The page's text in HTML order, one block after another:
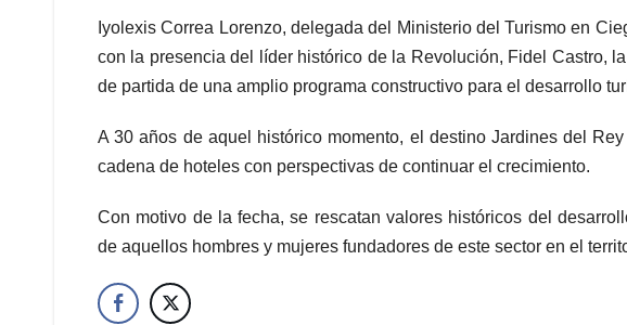
Iyolexis Correa Lorenzo, delegada del Ministerio del Turismo en
con la presencia del líder histórico de la Revolución, Fidel Castro,
de partida de una amplio programa constructivo para el desarrollo
A 30 años de aquel histórico momento, el destino Jardines del
cadena de hoteles con perspectivas de continuar el crecimiento.
Con motivo de la fecha, se rescatan valores históricos del
de aquellos hombres y mujeres fundadores de este sector en el